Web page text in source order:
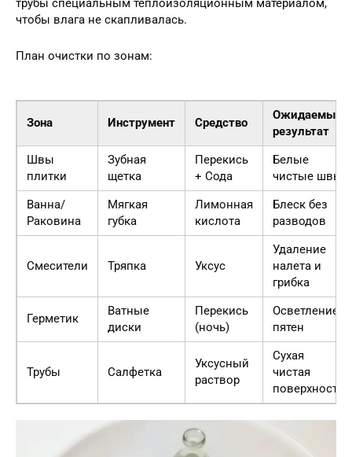
трубы специальным теплоизоляционным материалом,
чтобы влага не скапливалась.
План очистки по зонам:
Зона Инструмент Средство
Ожидаемый
результат
Швы
плитки
Зубная
щетка
Перекись
+ Сода
Белые
чистые швы
Ванна/
Раковина
Мягкая
губка
Лимонная
кислота
Блеск без
разводов
Смесители Тряпка Уксус
Удаление
налета и
грибка
Герметик
Ватные
диски
Перекись
(ночь)
Осветление
пятен
Трубы Салфетка
Уксусный
раствор
Сухая
чистая
поверхность